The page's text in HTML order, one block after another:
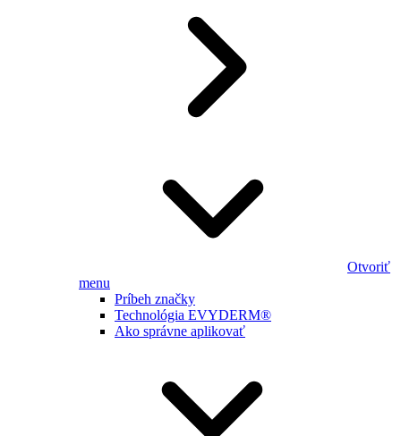
Otvoriť
menu
Príbeh značky
Technológia EVYDERM®
Ako správne aplikovať